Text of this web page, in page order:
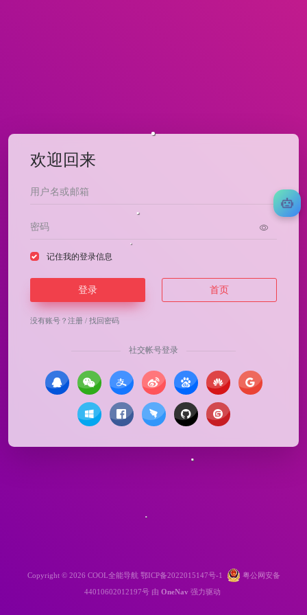
欢迎回来
记住我的登录信息
登录 首页
没有账号？ 注册 / 找回密码
社交帐号登录
Copyright © 2026 COOL全能导航 鄂ICP备2022015147号-1
粤公网安备
44010602012197号 由 OneNav 强力驱动